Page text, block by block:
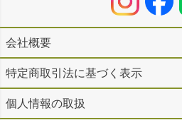
会社概要
特定商取引法に基づく表示
個人情報の取扱